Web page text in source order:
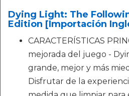
Dying Light: The
Edition [Importación
CARACTERÍSTICAS
mejorada del juego -
grande, mejor y más
Disfrutar de la